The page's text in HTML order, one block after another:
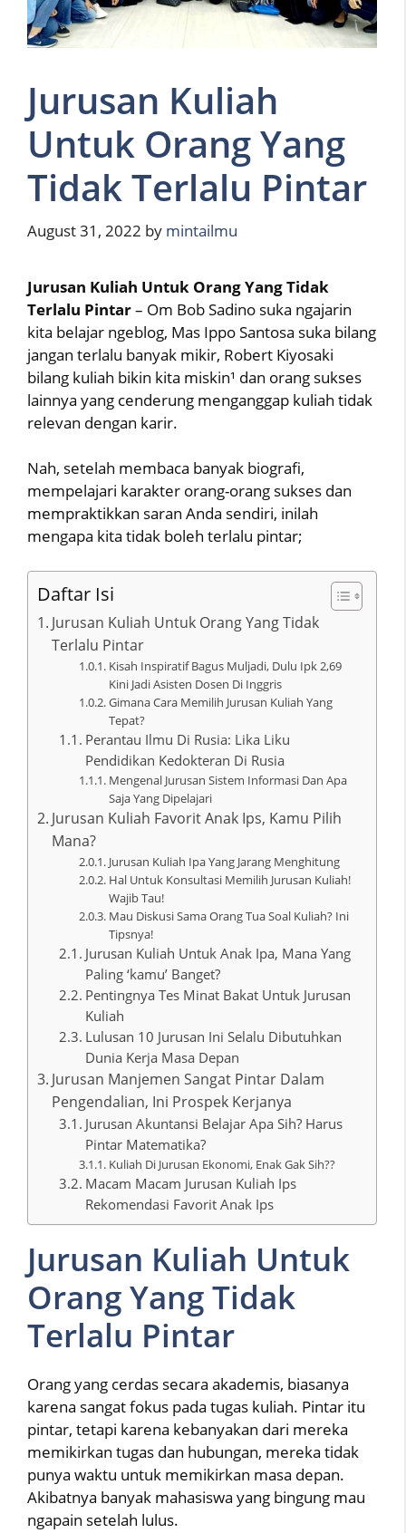
Jurusan Kuliah
Untuk Orang Yang
Tidak Terlalu Pintar
August 31, 2022 by mintailmu
Jurusan Kuliah Untuk Orang Yang Tidak
Terlalu Pintar– Om Bob Sadino suka ngajarin
kita belajar ngeblog, Mas Ippo Santosa suka bilang
jangan terlalu banyak mikir, Robert Kiyosaki
bilang kuliah bikin kita miskin¹ dan orang sukses
lainnya yang cenderung menganggap kuliah tidak
relevan dengan karir.
Nah, setelah membaca banyak biografi,
mempelajari karakter orang-orang sukses dan
mempraktikkan saran Anda sendiri, inilah
mengapa kita tidak boleh terlalu pintar;
Daftar Isi
Jurusan Kuliah Untuk Orang Yang Tidak
Terlalu Pintar
Kisah Inspiratif Bagus Muljadi, Dulu Ipk 2,69
Kini Jadi Asisten Dosen Di Inggris
Gimana Cara Memilih Jurusan Kuliah Yang
Tepat?
Perantau Ilmu Di Rusia: Lika Liku
Pendidikan Kedokteran Di Rusia
Mengenal Jurusan Sistem Informasi Dan Apa
Saja Yang Dipelajari
Jurusan Kuliah Favorit Anak Ips, Kamu Pilih
Mana?
Jurusan Kuliah Ipa Yang Jarang Menghitung
Hal Untuk Konsultasi Memilih Jurusan Kuliah!
Wajib Tau!
Mau Diskusi Sama Orang Tua Soal Kuliah? Ini
Tipsnya!
Jurusan Kuliah Untuk Anak Ipa, Mana Yang
Paling ‘kamu’ Banget?
Pentingnya Tes Minat Bakat Untuk Jurusan
Kuliah
Lulusan 10 Jurusan Ini Selalu Dibutuhkan
Dunia Kerja Masa Depan
Jurusan Manjemen Sangat Pintar Dalam
Pengendalian, Ini Prospek Kerjanya
Jurusan Akuntansi Belajar Apa Sih? Harus
Pintar Matematika?
Kuliah Di Jurusan Ekonomi, Enak Gak Sih??
Macam Macam Jurusan Kuliah Ips
Rekomendasi Favorit Anak Ips
Jurusan Kuliah Untuk
Orang Yang Tidak
Terlalu Pintar
Orang yang cerdas secara akademis, biasanya
karena sangat fokus pada tugas kuliah. Pintar itu
pintar, tetapi karena kebanyakan dari mereka
memikirkan tugas dan hubungan, mereka tidak
punya waktu untuk memikirkan masa depan.
Akibatnya banyak mahasiswa yang bingung mau
ngapain setelah lulus.